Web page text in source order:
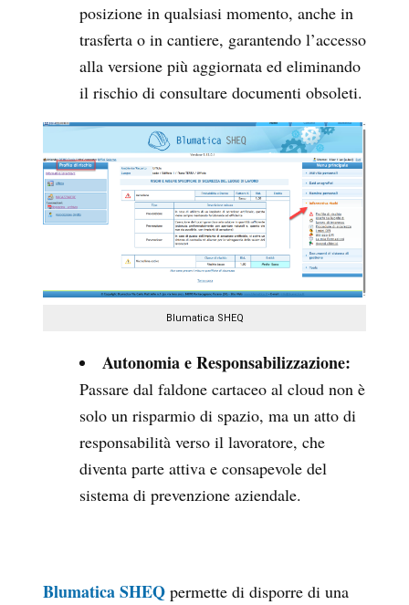
posizione in qualsiasi momento, anche in
trasferta o in cantiere, garantendo l’accesso
alla versione più aggiornata ed eliminando
il rischio di consultare documenti obsoleti.
Blumatica SHEQ
Autonomia e Responsabilizzazione:
Passare dal faldone cartaceo al cloud non è
solo un risparmio di spazio, ma un atto di
responsabilità verso il lavoratore, che
diventa parte attiva e consapevole del
sistema di prevenzione aziendale.
Blumatica SHEQ permette di disporre di una